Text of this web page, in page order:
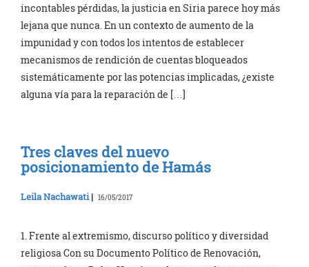
incontables pérdidas, la justicia en Siria parece hoy más
lejana que nunca. En un contexto de aumento de la
impunidad y con todos los intentos de establecer
mecanismos de rendición de cuentas bloqueados
sistemáticamente por las potencias implicadas, ¿existe
alguna vía para la reparación de […]
Tres claves del nuevo
posicionamiento de Hamás
Leila Nachawati| 16/05/2017
1. Frente al extremismo, discurso político y diversidad
religiosa Con su Documento Político de Renovación,